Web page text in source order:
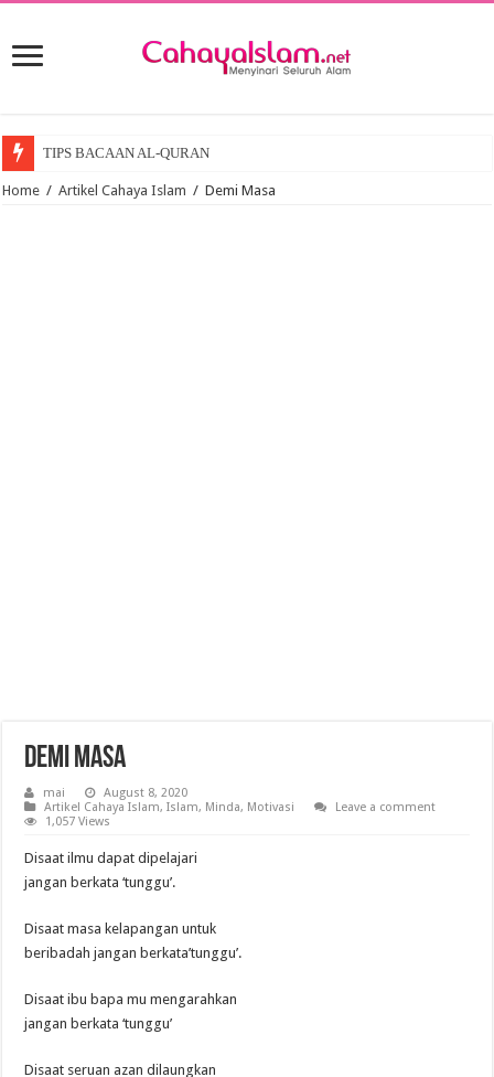
TIPS BACAAN AL-QURAN
Home / Artikel Cahaya Islam / Demi Masa
Demi Masa
mai
August 8, 2020
Artikel Cahaya Islam,Islam, Minda, Motivasi
Leave a comment
1,057 Views
Disaat ilmu dapat dipelajari
jangan berkata ‘tunggu’.
Disaat masa kelapangan untuk
beribadah jangan berkata’tunggu’.
Disaat ibu bapa mu mengarahkan
jangan berkata ‘tunggu’
Disaat seruan azan dilaungkan